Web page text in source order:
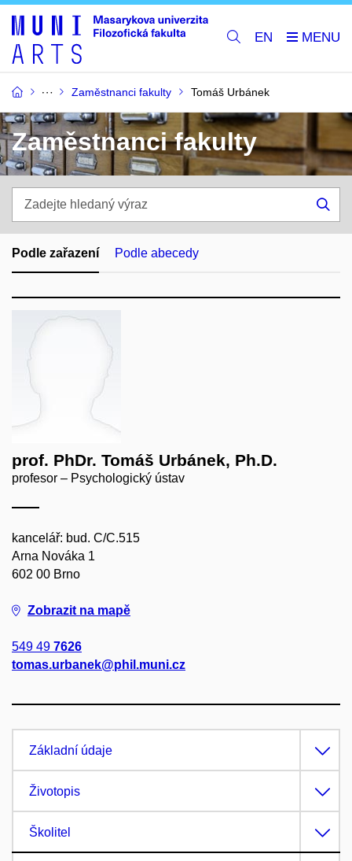
EN
Zaměstnanci fakulty Tomáš Urbánek
Zaměstnanci fakulty
hledaný
výraz
Podle zařazení Podle abecedy
prof. PhDr. Tomáš Urbánek, Ph.D.
profesor – Psychologický ústav
kancelář: bud. C/C.515
Arna Nováka 1
602 00 Brno
Zobrazit na mapě
549 49 7626
tomas.urbanek@phil.muni.cz
Základní údaje
Životopis
Školitel